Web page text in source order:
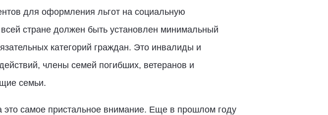
для оформления льгот на социальную
стране должен быть установлен минимальный
категорий граждан. Это инвалиды и
члены семей погибших, ветеранов и
семьи.
это самое пристальное внимание. Еще в прошлом году